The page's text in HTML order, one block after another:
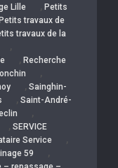
Lille , Petits
Petits travaux de
travaux de la
,
, Recherche
,
, Sainghin-
, Saint-André-
,
, SERVICE
Service
,
59 ,